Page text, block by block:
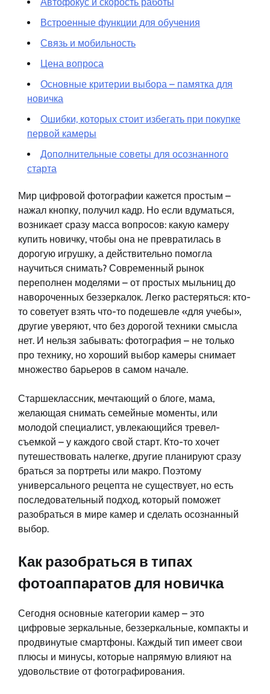
Автофокус и скорость работы
Встроенные функции для обучения
Связь и мобильность
Цена вопроса
Основные критерии выбора – памятка для
новичка
Ошибки, которых стоит избегать при покупке
первой камеры
Дополнительные советы для осознанного
старта
Мир цифровой фотографии кажется простым –
нажал кнопку, получил кадр. Но если вдуматься,
возникает сразу масса вопросов: какую камеру
купить новичку, чтобы она не превратилась в
дорогую игрушку, а действительно помогла
научиться снимать? Современный рынок
переполнен моделями – от простых мыльниц до
навороченных беззеркалок. Легко растеряться: кто-
то советует взять что-то подешевле «для учебы»,
другие уверяют, что без дорогой техники смысла
нет. И нельзя забывать: фотография – не только
про технику, но хороший выбор камеры снимает
множество барьеров в самом начале.
Старшеклассник, мечтающий о блоге, мама,
желающая снимать семейные моменты, или
молодой специалист, увлекающийся тревел-
съемкой – у каждого свой старт. Кто-то хочет
путешествовать налегке, другие планируют сразу
браться за портреты или макро. Поэтому
универсального рецепта не существует, но есть
последовательный подход, который поможет
разобраться в мире камер и сделать осознанный
выбор.
Как разобраться в типах
фотоаппаратов для новичка
Сегодня основные категории камер – это
цифровые зеркальные, беззеркальные, компакты и
продвинутые смартфоны. Каждый тип имеет свои
плюсы и минусы, которые напрямую влияют на
удовольствие от фотографирования.